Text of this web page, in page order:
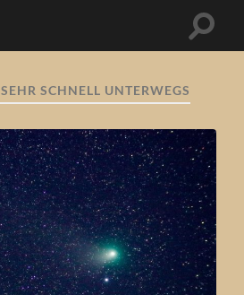
SEHR SCHNELL UNTERWEGS